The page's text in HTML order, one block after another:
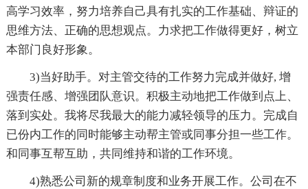
高学习效率，努力培养自己具有扎实的工作基础、辩证的
思维方法、正确的思想观点。力求把工作做得更好，树立
本部门良好形象。
3)当好助手。对主管交待的工作努力完成并做好, 增
强责任感、增强团队意识。积极主动地把工作做到点上、
落到实处。我将尽我最大的能力减轻领导的压力。完成自
已份内工作的同时能够主动帮主管或同事分担一些工作。
和同事互帮互助，共同维持和谐的工作环境。
4)熟悉公司新的规章制度和业务开展工作。公司在不